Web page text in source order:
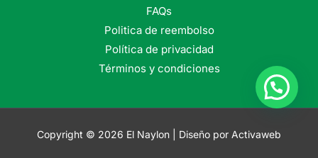
FAQs
Politica de reembolso
Política de privacidad
Términos y condiciones
Copyright © 2026 El Naylon | Diseño por Activaweb